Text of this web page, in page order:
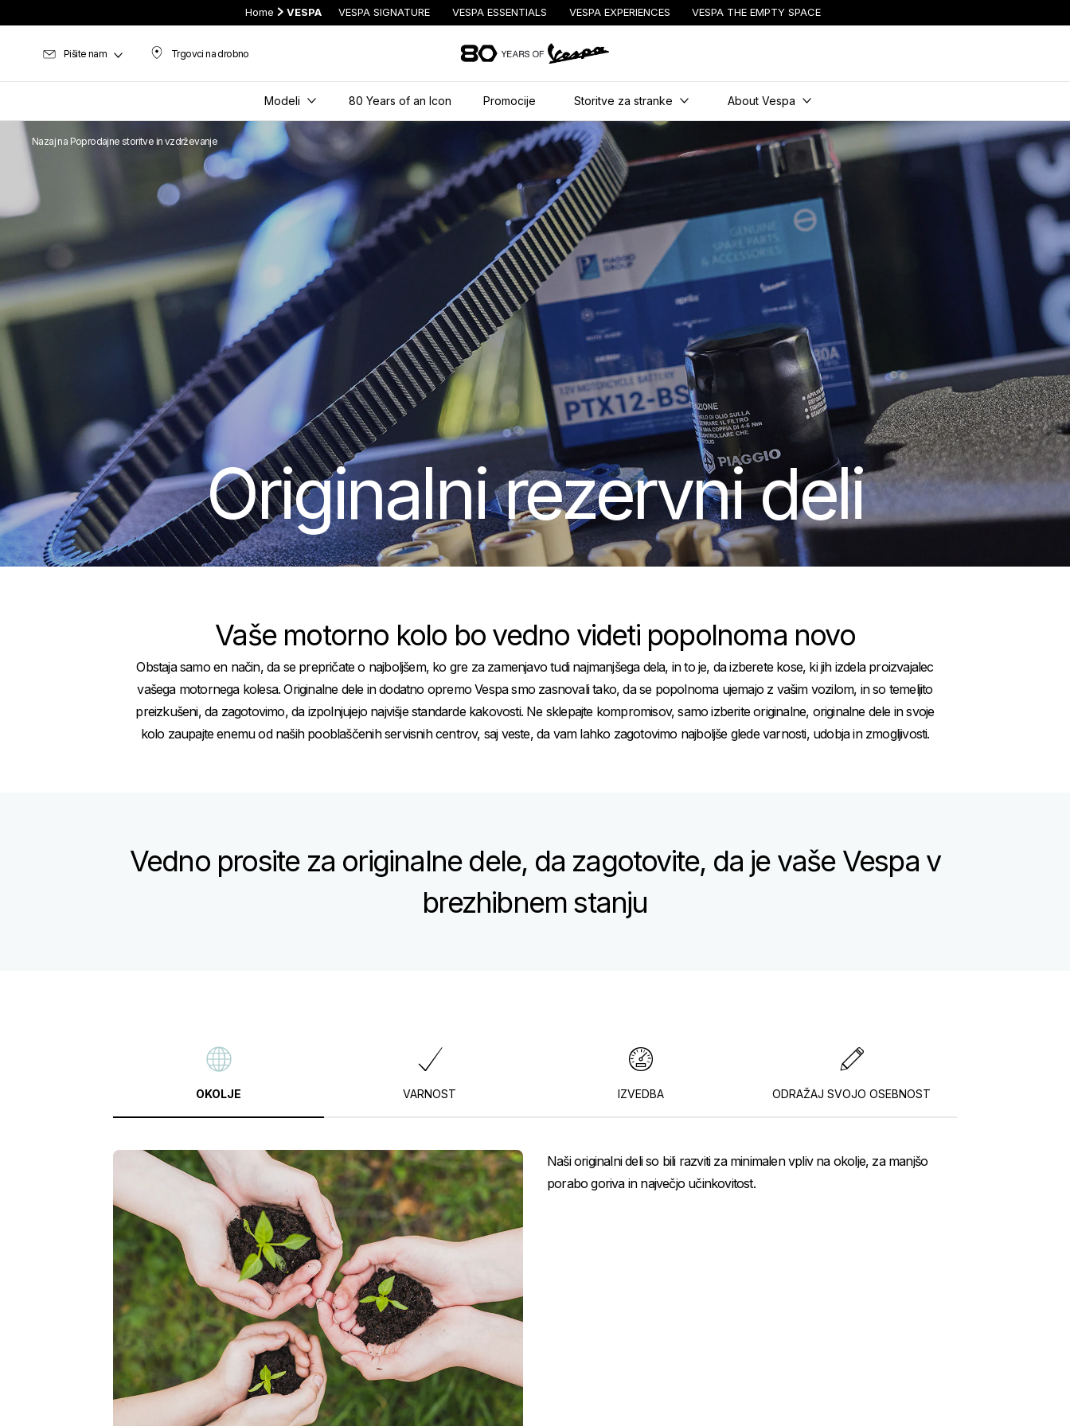
Home VESPA VESPA SIGNATURE VESPA ESSENTIALS VESPA EXPERIENCES VESPA THE EMPTY SPACE
Trgovci na drobno
Trgovci na drobno
Pišite nam
Modeli 80 Years of an Icon Promocije Storitve za stranke About Vespa
Nazaj na Poprodajne storitve in vzdrževanje
Originalni rezervni deli
Vaše motorno kolo bo vedno videti popolnoma novo
Obstaja samo en način, da se prepričate o najboljšem, ko gre za zamenjavo tudi najmanjšega dela, in to je, da izberete kose, ki jih izdela proizvajalec
vašega motornega kolesa. Originalne dele in dodatno opremo Vespa smo zasnovali tako, da se popolnoma ujemajo z vašim vozilom, in so temeljito
preizkušeni, da zagotovimo, da izpolnjujejo najvišje standarde kakovosti. Ne sklepajte kompromisov, samo izberite originalne, originalne dele in svoje
kolo zaupajte enemu od naših pooblaščenih servisnih centrov, saj veste, da vam lahko zagotovimo najboljše glede varnosti, udobja in zmogljivosti.
Vedno prosite za originalne dele, da zagotovite, da je vaše Vespa v
brezhibnem stanju
OKOLJE VARNOST IZVEDBA ODRAŽAJ SVOJO OSEBNOST
Naši originalni deli so bili razviti za minimalen vpliv na okolje, za manjšo
porabo goriva in največjo učinkovitost.